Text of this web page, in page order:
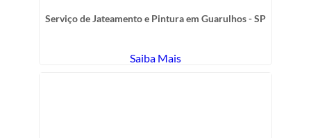
Serviço de Jateamento e Pintura em Guarulhos - SP
Saiba Mais